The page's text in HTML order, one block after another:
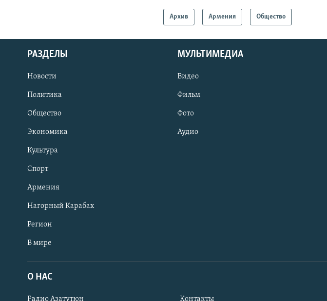
Архив Армения Общество
РАЗДЕЛЫ
Новости
Политика
Общество
Экономика
Культура
Спорт
Армения
Нагорный Карабах
Регион
В мире
МУЛЬТИМЕДИА
Видео
Фильм
Фото
Аудио
О НАС
Радио Азатутюн Контакты